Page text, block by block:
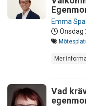
Emma
Onsdag
Mer
Vad